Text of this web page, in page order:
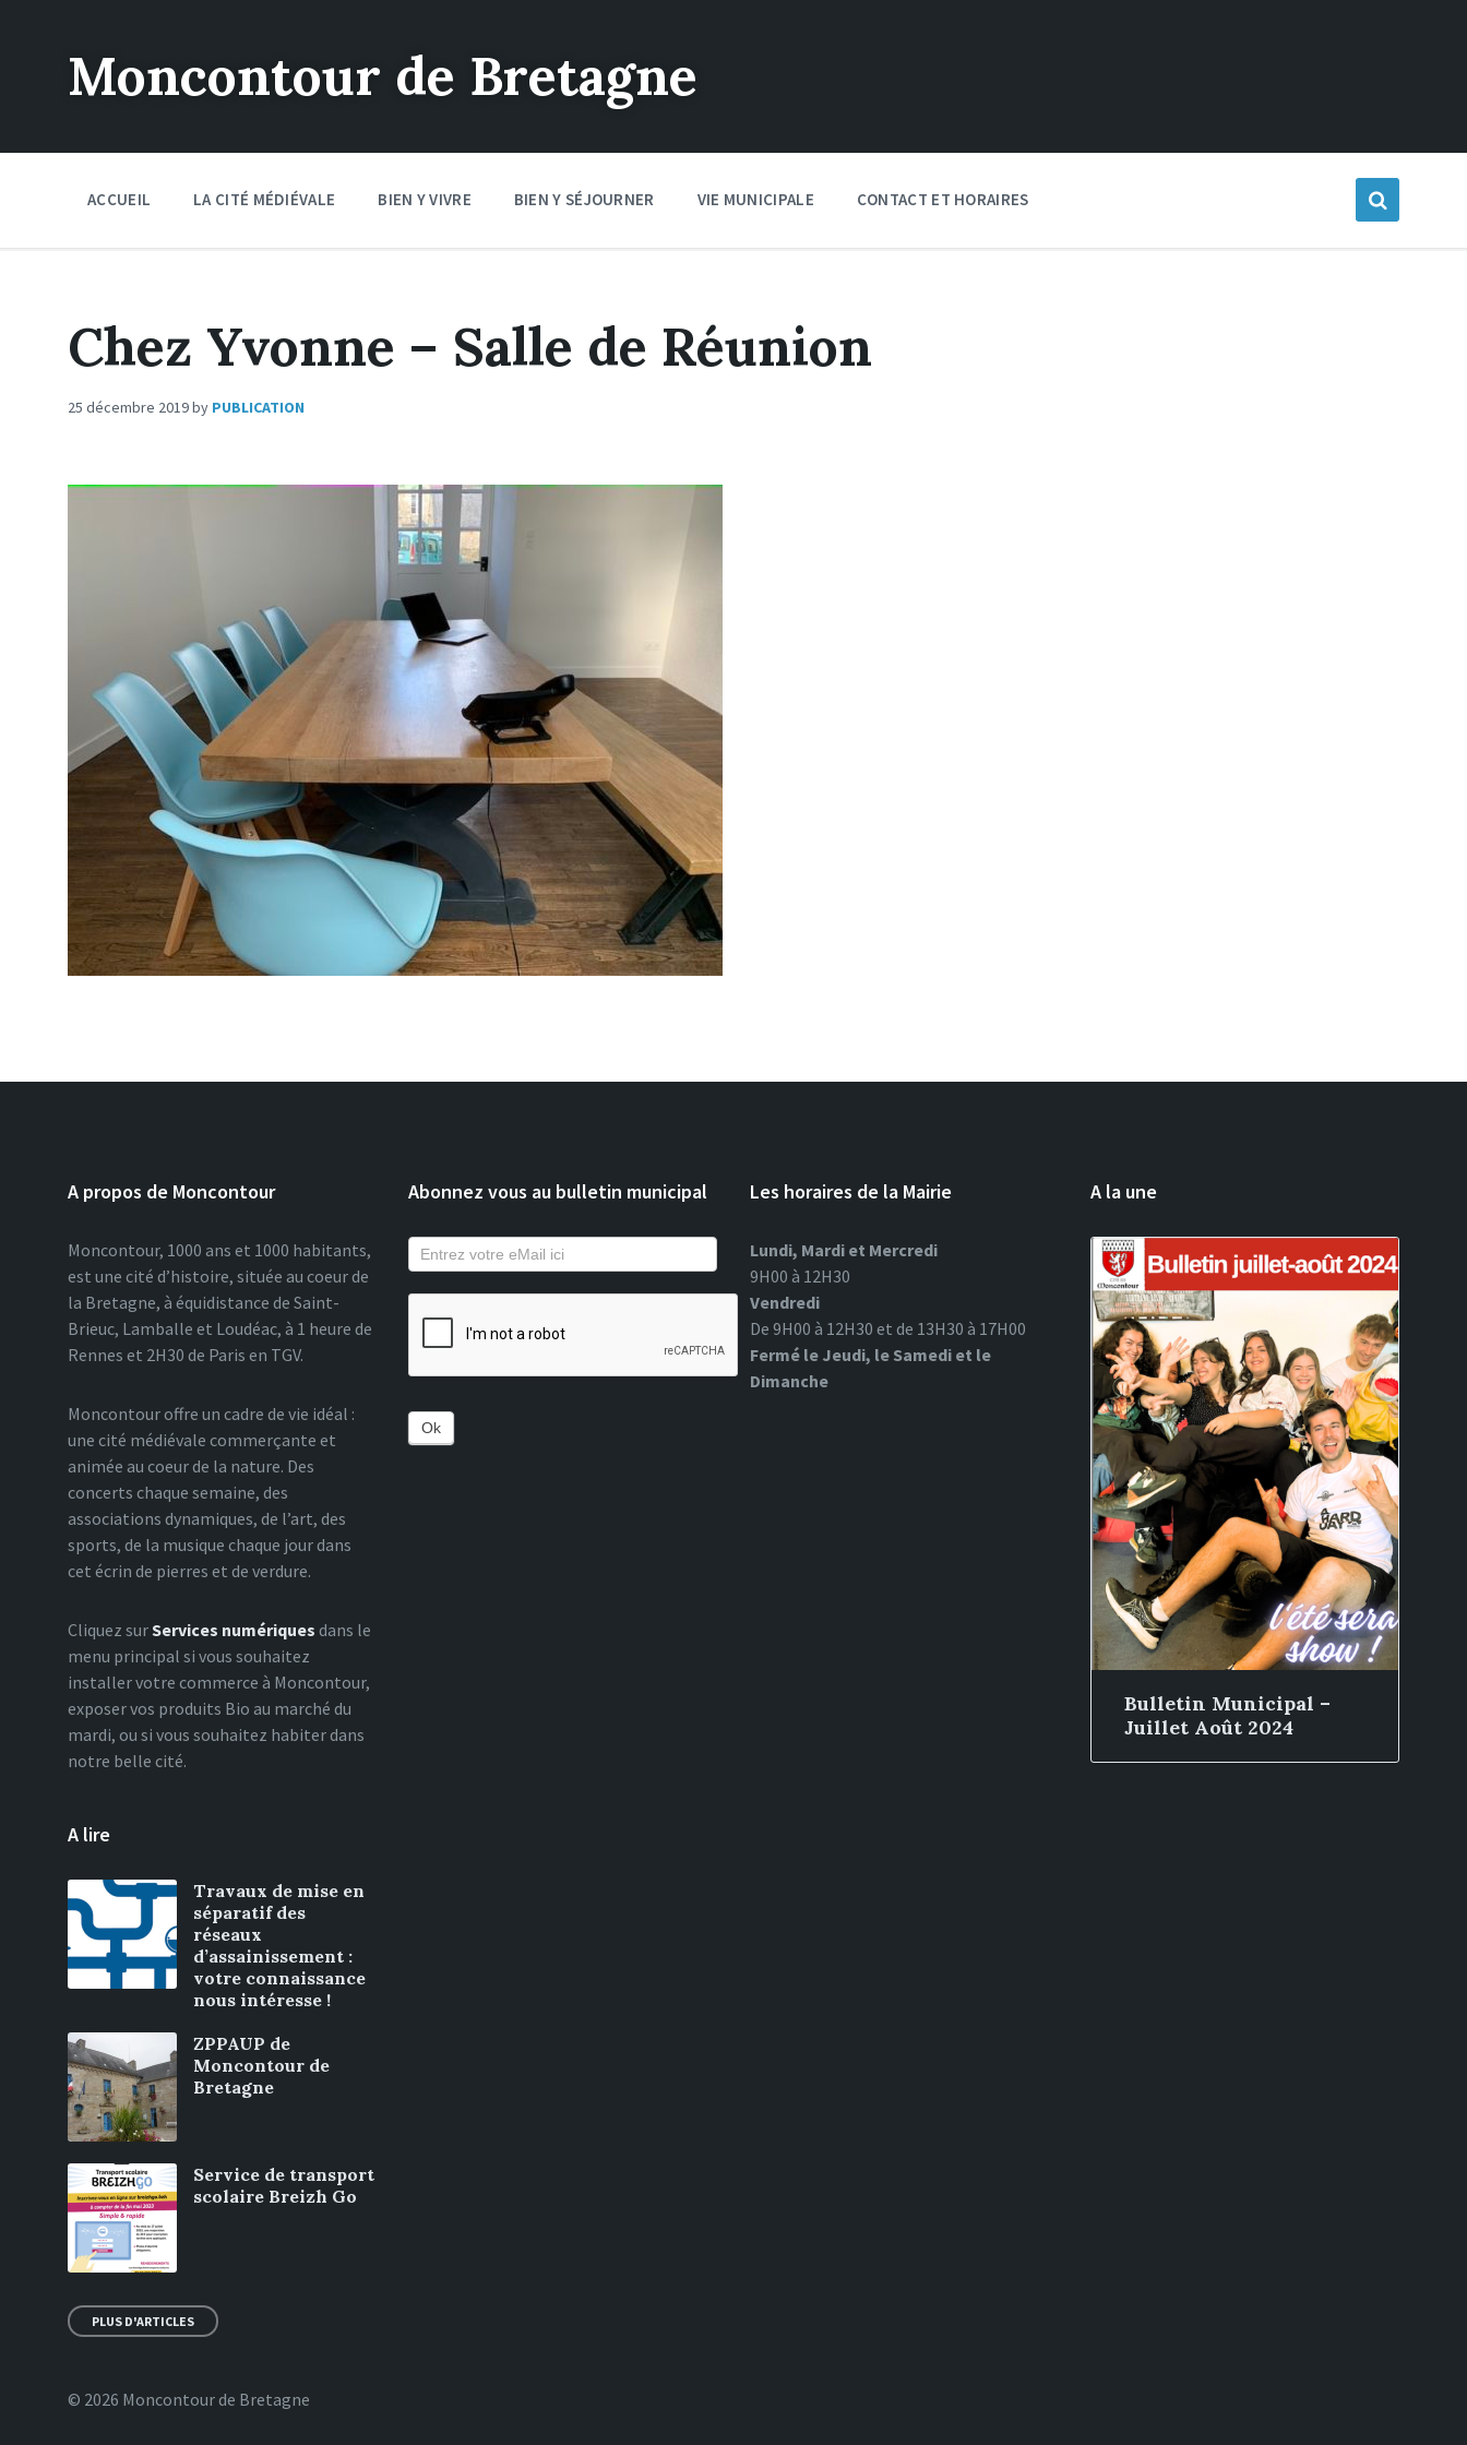
Moncontour de Bretagne
ACCUEIL LA CITÉ MÉDIÉVALE BIEN Y VIVRE BIEN Y SÉJOURNER VIE MUNICIPALE CONTACT ET HORAIRES
Chez Yvonne – Salle de Réunion
25 décembre 2019by PUBLICATION
A propos de Moncontour
Moncontour, 1000 ans et 1000 habitants,
est une cité d’histoire, située au coeur de
la Bretagne, à équidistance de Saint-
Brieuc, Lamballe et Loudéac, à 1 heure de
Rennes et 2H30 de Paris en TGV.
Moncontour offre un cadre de vie idéal :
une cité médiévale commerçante et
animée au coeur de la nature. Des
concerts chaque semaine, des
associations dynamiques, de l’art, des
sports, de la musique chaque jour dans
cet écrin de pierres et de verdure.
Cliquez surServices numériques dans le
menu principal si vous souhaitez
installer votre commerce à Moncontour,
exposer vos produits Bio au marché du
mardi, ou si vous souhaitez habiter dans
notre belle cité.
Abonnez vous au bulletin municipal
Ok
Les horaires de la Mairie
Lundi, Mardi et Mercredi
9H00 à 12H30
Vendredi
De 9H00 à 12H30 et de 13H30 à 17H00
Fermé le Jeudi, le Samedi et le
Dimanche
A la une
Bulletin Municipal –
Juillet Août 2024
A lire
Travaux de mise en
séparatif des
réseaux
d’assainissement :
votre connaissance
nous intéresse !
ZPPAUP de
Moncontour de
Bretagne
Service de transport
scolaire Breizh Go
PLUS D'ARTICLES
© 2026 Moncontour de Bretagne